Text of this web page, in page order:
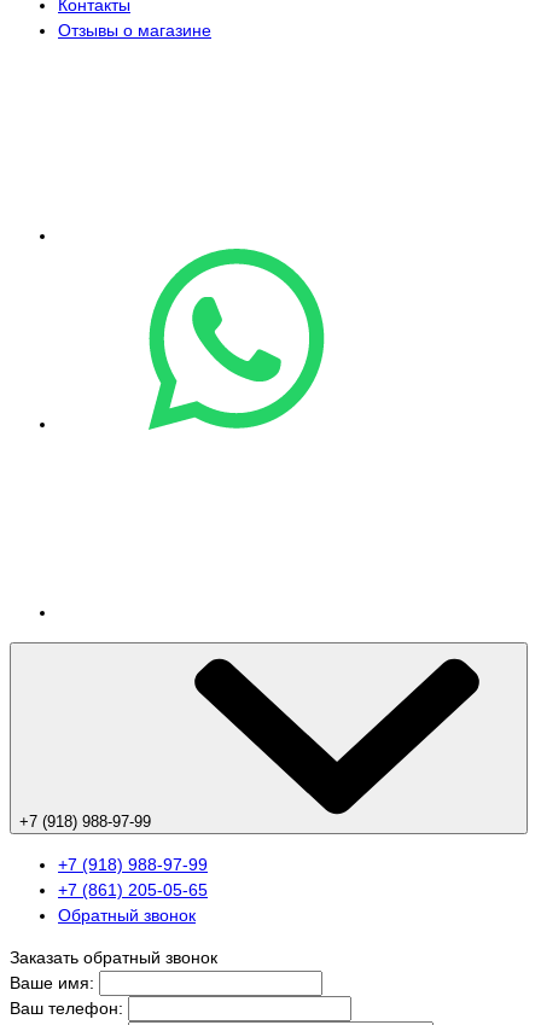
Контакты
Отзывы о магазине
+7 (918) 988-97-99
+7 (918) 988-97-99
+7 (861) 205-05-65
Обратный звонок
Заказать обратный звонок
Ваше имя:
Ваш телефон: